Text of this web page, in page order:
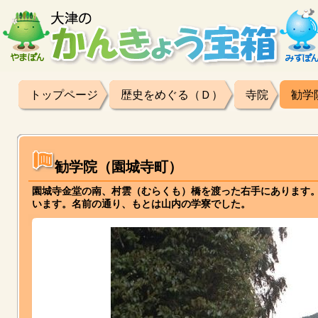
トップページ 歴史をめぐる（Ｄ） 寺院 勧学
勧学院（園城寺町）
園城寺金堂の南、村雲（むらくも）橋を渡った右手にありま
います。名前の通り、もとは山内の学寮でした。